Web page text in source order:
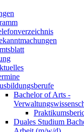
Bachelor of Arts -
Duales Studium